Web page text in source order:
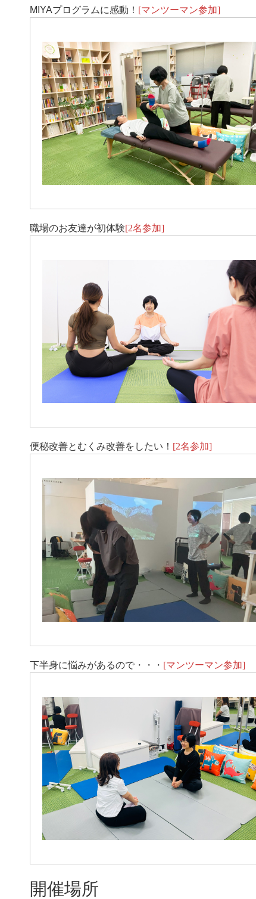
MIYAプログラムに感動！ [マンツーマン参加]
職場のお友達が初体験[2名参加]
便秘改善とむくみ改善をしたい！ [2名参加]
下半身に悩みがあるので・・・ [マンツーマン参加]
開催場所